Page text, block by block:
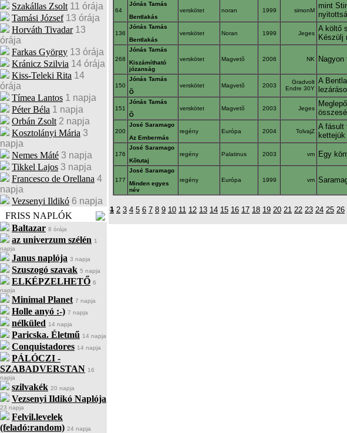
Szakállas Zsolt 11 órája
Tamási József 13 órája
Horváth Tivadar 13
órája
Farkas György 13 órája
Kránicz Szilvia 14 órája
Kiss-Teleki Rita 14
órája
Tímea Lantos 1 napja
Péter Béla 1 napja
Orbán Zsolt 2 napja
Kosztolányi Mária 3
napja
Nemes Máté 3 napja
Tikkel Lajos 3 napja
Francesco de Orellana 4
napja
Vezsenyi Ildikó 6 napja
FRISS NAPLÓK
Baltazar 8 órája
az univerzum szélén 1
napja
Janus naplója 3 napja
Szuszogó szavak 5 napja
ELKÉPZELHETŐ 6
napja
Minimal Planet 7 napja
Holle anyó :-) 7 napja
nélküled 14 napja
Paricska. Életmű 14 napja
Conquistadores 14 napja
PÁLÓCZI -
SZABADVERSTAN 16
napja
szilvakék 20 napja
Vezsenyi Ildikó Naplója
23 napja
Felvil.levelek
(feladó:random) 24 napja
64
Jónás Tamás
Bentlakás
verskötet noran 1999 simonM
mint
136
Jónás Tamás
Bentlakás
verskötet Noran 1999 Jeges
A költő
Készülj
268
Jónás Tamás
Kiszámítható
józanság
verskötet Magvetõ 2006 NK
150
Jónás Tamás
Õ
verskötet Magvetõ 2003
Gradvolt
Endre 30Y
A
151
Jónás Tamás
Õ
verskötet Magvetõ 2003 Jeges
200
José Saramago
Az Embermás
regény Európa 2004 TolvajZ
A fásult
176
José Saramago
Kõtutaj
regény Palatinus 2003 vm Egy
177
José Saramago
Minden egyes
név
regény Európa 1999 vm
1 2 3 4 5 6 7 8 9 10 11 12 13 14 15 16 17 18 19 20 21 22 23 24 25 26